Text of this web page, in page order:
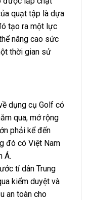
quạt tập là dựa
tạo ra một lực
nâng cao sức
thời gian sử
dụng cụ Golf có
qua, mở rộng
phải kể đến
đó có Việt Nam
Á.
tỉ dân Trung
kiểm duyệt và
an toàn cho